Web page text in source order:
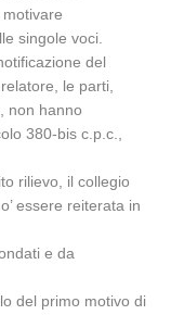
singole voci.
del
le parti,
non hanno
380-bis c.p.c.,
rilievo, il collegio
essere reiterata in
e da
del primo motivo di